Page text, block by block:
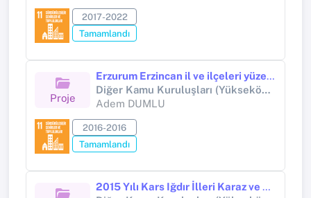
2017-2022
Tamamlandı
Proje
Erzurum Erzincan il ve ilçeleri yüzey araştırması projesi
Diğer Kamu Kuruluşları (Yükseköğretim Kurumları Hariç) (Diğer kamu kuruluşları (Yükseköğretim Kurumları hariç))
Adem DUMLU
2016-2016
Tamamlandı
2015 Yılı Kars Iğdır İlleri Karaz ve Urartu Dönemlerine Ait Yerleşim Yerlerinin Tespiti